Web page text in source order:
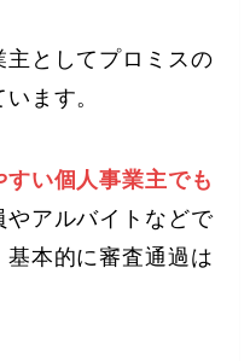
としてプロミスの
ます。
い個人事業主でも
やアルバイトなどで
本的に審査通過は